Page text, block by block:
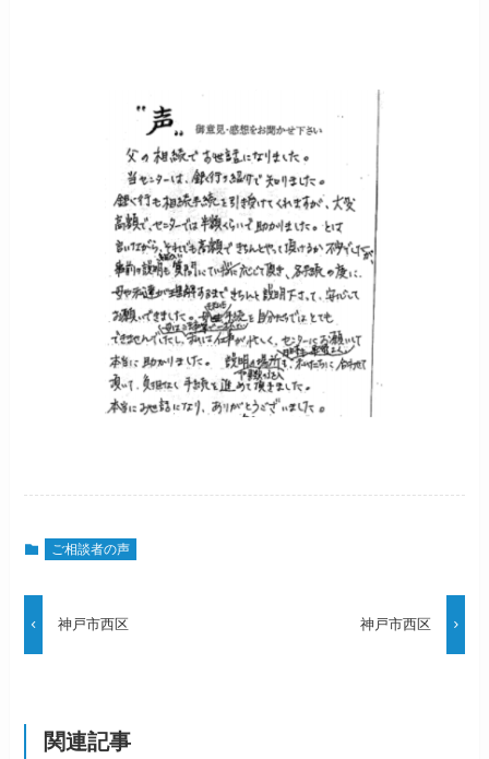
ご相談者の声
神戸市西区 神戸市西区
関連記事